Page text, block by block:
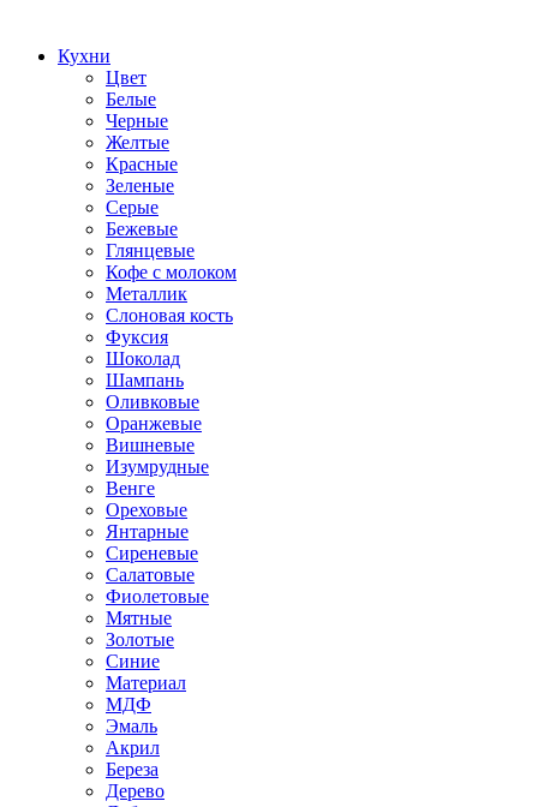
Кухни
Цвет
Белые
Черные
Желтые
Красные
Зеленые
Серые
Бежевые
Глянцевые
Кофе с молоком
Металлик
Слоновая кость
Фуксия
Шоколад
Шампань
Оливковые
Оранжевые
Вишневые
Изумрудные
Венге
Ореховые
Янтарные
Сиреневые
Салатовые
Фиолетовые
Мятные
Золотые
Синие
Материал
МДФ
Эмаль
Акрил
Береза
Дерево